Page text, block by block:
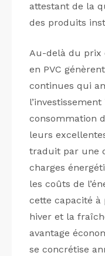
attestant de la
des produits
Au-delà du prix
en PVC
continues qui
consommation
leurs
traduit par une
charges
les coûts de
cette capacité
hiver et la
avantage
se concrétise